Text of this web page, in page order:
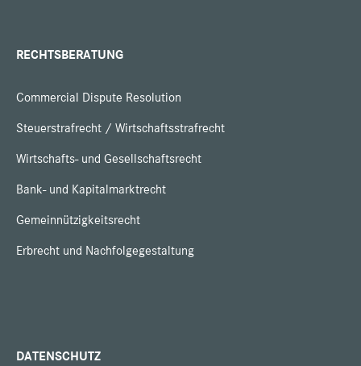
RECHTSBERATUNG
Commercial Dispute Resolution
Steuerstrafrecht / Wirtschaftsstrafrecht
Wirtschafts- und Gesellschaftsrecht
Bank- und Kapitalmarktrecht
Gemeinnützigkeitsrecht
Erbrecht und Nachfolgegestaltung
DATENSCHUTZ